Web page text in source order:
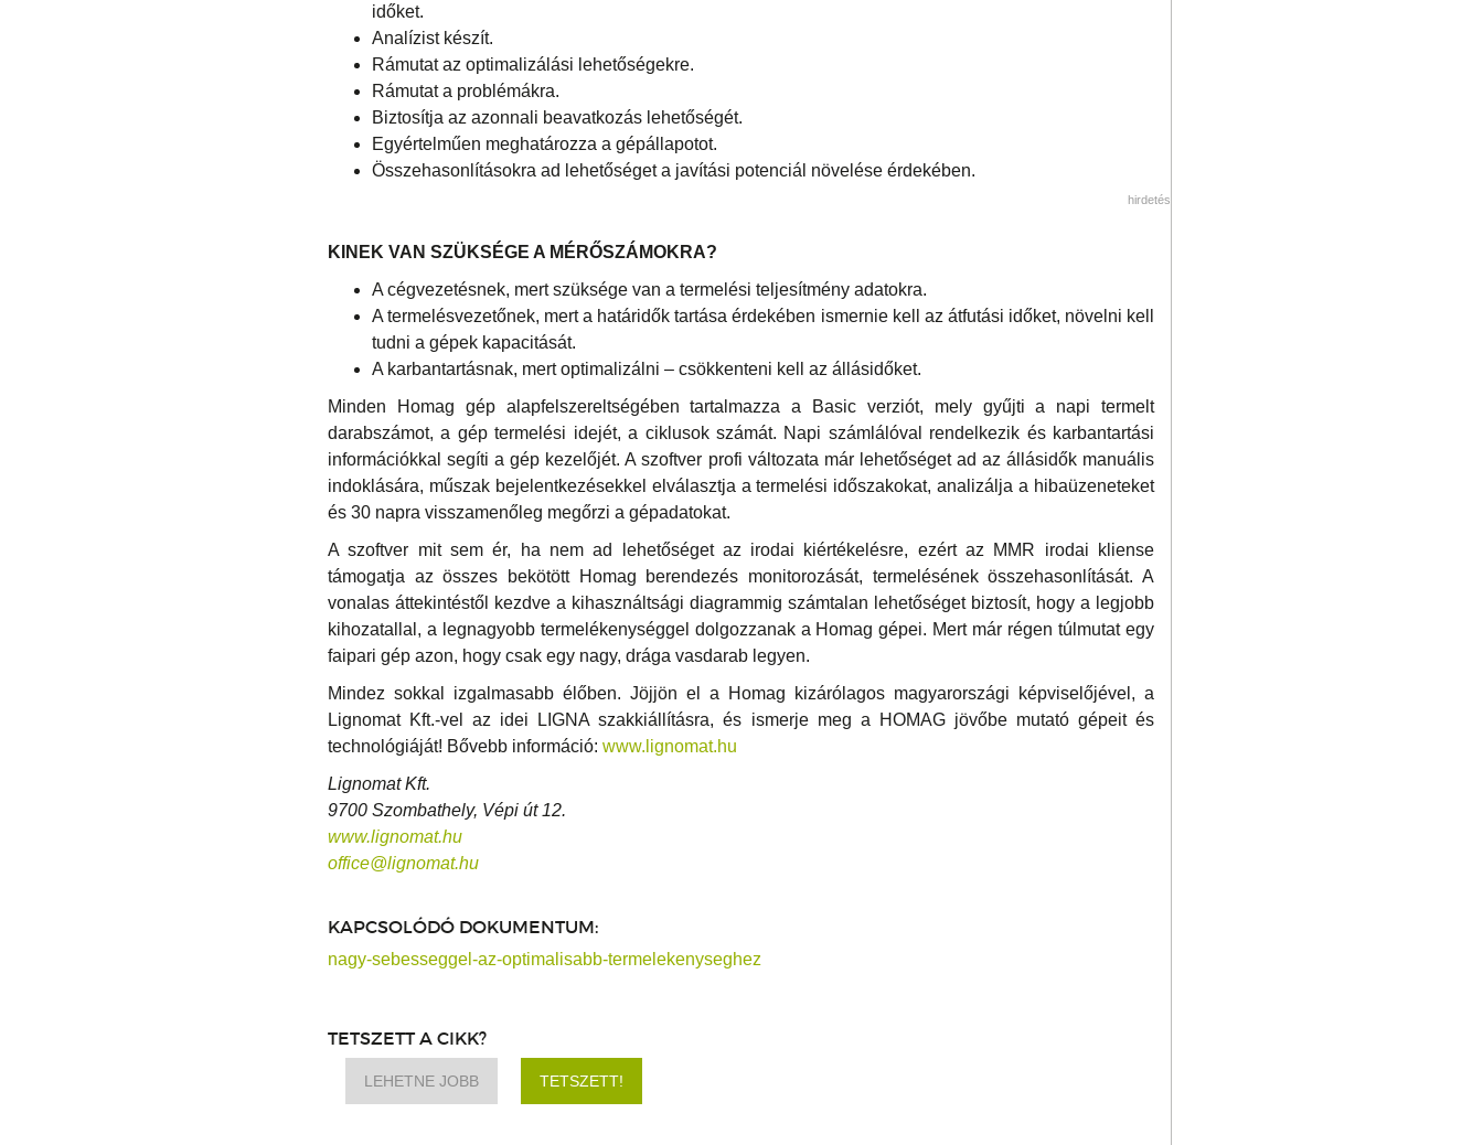
időket.
Analízist készít.
Rámutat az optimalizálási lehetőségekre.
Rámutat a problémákra.
Biztosítja az azonnali beavatkozás lehetőségét.
Egyértelműen meghatározza a gépállapotot.
Összehasonlításokra ad lehetőséget a javítási potenciál növelése érdekében.
hirdetés
KINEK VAN SZÜKSÉGE A MÉRŐSZÁMOKRA?
A cégvezetésnek, mert szüksége van a termelési teljesítmény adatokra.
A termelésvezetőnek, mert a határidők tartása érdekében ismernie kell az átfutási időket, növelni kell
tudni a gépek kapacitását.
A karbantartásnak, mert optimalizálni – csökkenteni kell az állásidőket.
Minden Homag gép alapfelszereltségében tartalmazza a Basic verziót, mely gyűjti a napi termelt
darabszámot, a gép termelési idejét, a ciklusok számát. Napi számlálóval rendelkezik és karbantartási
információkkal segíti a gép kezelőjét. A szoftver profi változata már lehetőséget ad az állásidők manuális
indoklására, műszak bejelentkezésekkel elválasztja a termelési időszakokat, analizálja a hibaüzeneteket
és 30 napra visszamenőleg megőrzi a gépadatokat.
A szoftver mit sem ér, ha nem ad lehetőséget az irodai kiértékelésre, ezért az MMR irodai kliense
támogatja az összes bekötött Homag berendezés monitorozását, termelésének összehasonlítását. A
vonalas áttekintéstől kezdve a kihasználtsági diagrammig számtalan lehetőséget biztosít, hogy a legjobb
kihozatallal, a legnagyobb termelékenységgel dolgozzanak a Homag gépei. Mert már régen túlmutat egy
faipari gép azon, hogy csak egy nagy, drága vasdarab legyen.
Mindez sokkal izgalmasabb élőben. Jöjjön el a Homag kizárólagos magyarországi képviselőjével, a
Lignomat Kft.-vel az idei LIGNA szakkiállításra, és ismerje meg a HOMAG jövőbe mutató gépeit és
technológiáját! Bővebb információ: www.lignomat.hu
Lignomat Kft.
9700 Szombathely, Vépi út 12.
www.lignomat.hu
office@lignomat.hu
KAPCSOLÓDÓ DOKUMENTUM:
nagy-sebesseggel-az-optimalisabb-termelekenyseghez
TETSZETT A CIKK?
LEHETNE JOBB TETSZETT!